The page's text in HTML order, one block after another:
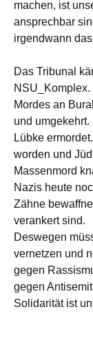
machen, ist
ansprechbar
irgendwann
Das Tribunal
Mordes an
und
Lübke
worden und
Massenmord
Nazis heute
Zähne
verankert sind.
Deswegen
vernetzen und
gegen
gegen
Solidarität ist